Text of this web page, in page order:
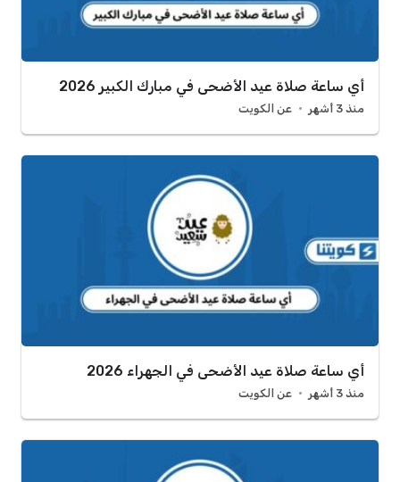
أي ساعة صلاة عيد الأضحى في مبارك الكبير 2026
منذ 3 أشهر عن الكويت
أي ساعة صلاة عيد الأضحى في الجهراء 2026
منذ 3 أشهر عن الكويت